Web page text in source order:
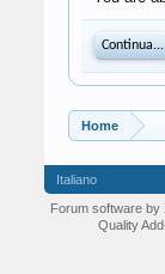
Continua...
Home
Italiano
Forum software
Quality